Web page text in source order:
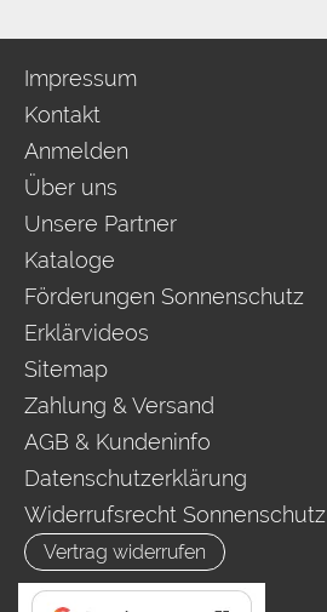
Impressum
Kontakt
Anmelden
Über uns
Unsere Partner
Kataloge
Förderungen Sonnenschutz
Erklärvideos
Sitemap
Zahlung & Versand
AGB & Kundeninfo
Datenschutzerklärung
Widerrufsrecht Sonnenschutz
Vertrag widerrufen